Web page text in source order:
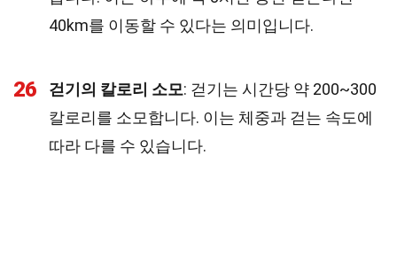
40km를 이동할 수 있다는 의미입니다.
26 걷기의 칼로리 소모: 걷기는 시간당 약 200~300
칼로리를 소모합니다. 이는 체중과 걷는 속도에
따라 다를 수 있습니다.